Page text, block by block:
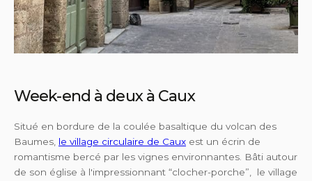
Week-end à deux à Caux
Situé en bordure de la coulée basaltique du volcan des
Baumes, le village circulaire de Caux est un écrin de
romantisme bercé par les vignes environnantes. Bâti autour
de son église à l'impressionnant “clocher-porche”, le village